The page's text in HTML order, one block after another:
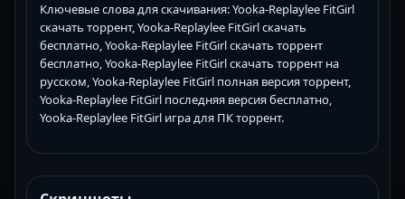
Ключевые слова для скачивания: Yooka-Replaylee FitGirl
скачать торрент, Yooka-Replaylee FitGirl скачать
бесплатно, Yooka-Replaylee FitGirl скачать торрент
бесплатно, Yooka-Replaylee FitGirl скачать торрент на
русском, Yooka-Replaylee FitGirl полная версия торрент,
Yooka-Replaylee FitGirl последняя версия бесплатно,
Yooka-Replaylee FitGirl игра для ПК торрент.